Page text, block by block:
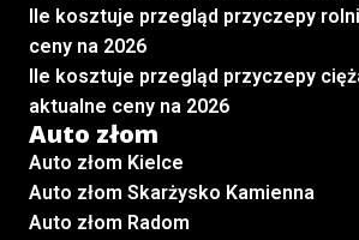
Ile kosztuje przegląd przyczepy
ceny na 2026
Ile kosztuje przegląd przyczepy
aktualne ceny na 2026
Auto złom
Auto złom Kielce
Auto złom Skarżysko Kamienna
Auto złom Radom